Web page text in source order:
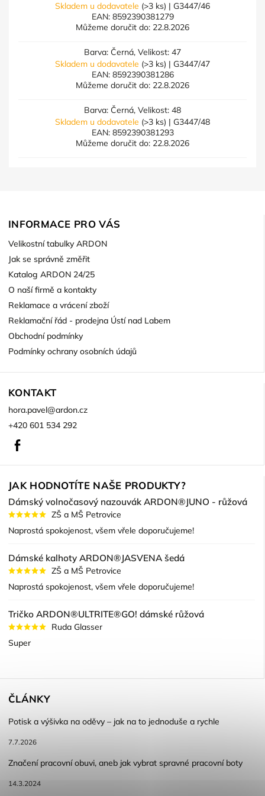
Skladem u dodavatele (>3 ks) | G3447/46
EAN: 8592390381279
Můžeme doručit do: 22.8.2026
Barva: Černá, Velikost: 47
Skladem u dodavatele (>3 ks) | G3447/47
EAN: 8592390381286
Můžeme doručit do: 22.8.2026
Barva: Černá, Velikost: 48
Skladem u dodavatele (>3 ks) | G3447/48
EAN: 8592390381293
Můžeme doručit do: 22.8.2026
INFORMACE PRO VÁS
Velikostní tabulky ARDON
Jak se správně změřit
Katalog ARDON 24/25
O naší firmě a kontakty
Reklamace a vrácení zboží
Reklamační řád - prodejna Ústí nad Labem
Obchodní podmínky
Podmínky ochrany osobních údajů
KONTAKT
hora.pavel@ardon.cz
+420 601 534 292
JAK HODNOTÍTE NAŠE PRODUKTY?
Dámský volnočasový nazouvák ARDON®JUNO - růžová
ZŠ a MŠ Petrovice
Naprostá spokojenost, všem vřele doporučujeme!
Dámské kalhoty ARDON®JASVENA šedá
ZŠ a MŠ Petrovice
Naprostá spokojenost, všem vřele doporučujeme!
Tričko ARDON®ULTRITE®GO! dámské růžová
Ruda Glasser
Super
ČLÁNKY
Potisk a výšivka na oděvy – jak na to jednoduše a rychle
7.7.2026
Značení pracovní obuvi, aneb jak vybrat spravné pracovní boty
14.3.2024